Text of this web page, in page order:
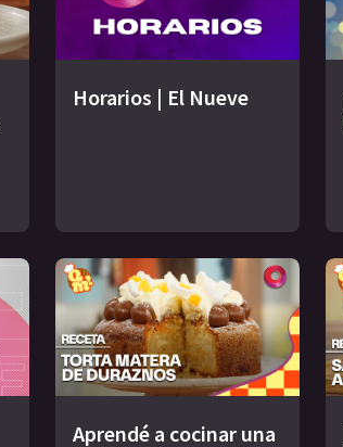
Horarios | El Nueve
Aprendé a cocinar una